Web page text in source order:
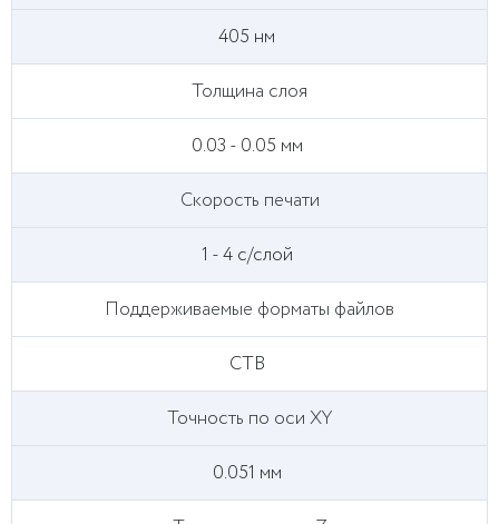
405 нм
Толщина слоя
0.03 - 0.05 мм
Скорость печати
1 - 4 с/слой
Поддерживаемые форматы файлов
CTB
Точность по оси XY
0.051 мм